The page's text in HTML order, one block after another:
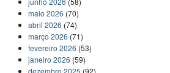
maio 2026 (70)
abril 2026 (74)
março 2026 (71)
fevereiro 2026 (53)
janeiro 2026 (59)
dezembro 2025 (92)